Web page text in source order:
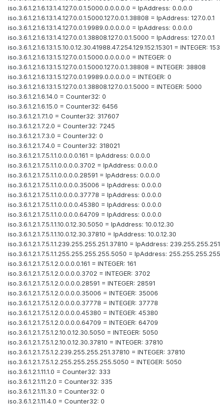
iso.3.6.1.2.1.6.13.1.4.127.0.0.1.5000.0.0.0.0.0 = IpAddress: 0.0.0.0
iso.3.6.1.2.1.6.13.1.4.127.0.0.1.5000.127.0.0.1.38808 = IpAddress: 127.0.0.1
iso.3.6.1.2.1.6.13.1.4.127.0.0.1.9989.0.0.0.0.0 = IpAddress: 0.0.0.0
iso.3.6.1.2.1.6.13.1.4.127.0.0.1.38808.127.0.0.1.5000 = IpAddress: 127.0.0.1
iso.3.6.1.2.1.6.13.1.5.10.0.12.30.41988.47.254.129.152.15301 = INTEGER:
iso.3.6.1.2.1.6.13.1.5.127.0.0.1.5000.0.0.0.0.0 = INTEGER: 0
iso.3.6.1.2.1.6.13.1.5.127.0.0.1.5000.127.0.0.1.38808 = INTEGER: 38808
iso.3.6.1.2.1.6.13.1.5.127.0.0.1.9989.0.0.0.0.0 = INTEGER: 0
iso.3.6.1.2.1.6.13.1.5.127.0.0.1.38808.127.0.0.1.5000 = INTEGER: 5000
iso.3.6.1.2.1.6.14.0 = Counter32: 0
iso.3.6.1.2.1.6.15.0 = Counter32: 6456
iso.3.6.1.2.1.7.1.0 = Counter32: 317607
iso.3.6.1.2.1.7.2.0 = Counter32: 7245
iso.3.6.1.2.1.7.3.0 = Counter32: 0
iso.3.6.1.2.1.7.4.0 = Counter32: 318021
iso.3.6.1.2.1.7.5.1.1.0.0.0.0.161 = IpAddress: 0.0.0.0
iso.3.6.1.2.1.7.5.1.1.0.0.0.0.3702 = IpAddress: 0.0.0.0
iso.3.6.1.2.1.7.5.1.1.0.0.0.0.28591 = IpAddress: 0.0.0.0
iso.3.6.1.2.1.7.5.1.1.0.0.0.0.35006 = IpAddress: 0.0.0.0
iso.3.6.1.2.1.7.5.1.1.0.0.0.0.37778 = IpAddress: 0.0.0.0
iso.3.6.1.2.1.7.5.1.1.0.0.0.0.45380 = IpAddress: 0.0.0.0
iso.3.6.1.2.1.7.5.1.1.0.0.0.0.64709 = IpAddress: 0.0.0.0
iso.3.6.1.2.1.7.5.1.1.10.0.12.30.5050 = IpAddress: 10.0.12.30
iso.3.6.1.2.1.7.5.1.1.10.0.12.30.37810 = IpAddress: 10.0.12.30
iso.3.6.1.2.1.7.5.1.1.239.255.255.251.37810 = IpAddress: 239.255.255.251
iso.3.6.1.2.1.7.5.1.1.255.255.255.255.5050 = IpAddress: 255.255.255.255
iso.3.6.1.2.1.7.5.1.2.0.0.0.0.161 = INTEGER: 161
iso.3.6.1.2.1.7.5.1.2.0.0.0.0.3702 = INTEGER: 3702
iso.3.6.1.2.1.7.5.1.2.0.0.0.0.28591 = INTEGER: 28591
iso.3.6.1.2.1.7.5.1.2.0.0.0.0.35006 = INTEGER: 35006
iso.3.6.1.2.1.7.5.1.2.0.0.0.0.37778 = INTEGER: 37778
iso.3.6.1.2.1.7.5.1.2.0.0.0.0.45380 = INTEGER: 45380
iso.3.6.1.2.1.7.5.1.2.0.0.0.0.64709 = INTEGER: 64709
iso.3.6.1.2.1.7.5.1.2.10.0.12.30.5050 = INTEGER: 5050
iso.3.6.1.2.1.7.5.1.2.10.0.12.30.37810 = INTEGER: 37810
iso.3.6.1.2.1.7.5.1.2.239.255.255.251.37810 = INTEGER: 37810
iso.3.6.1.2.1.7.5.1.2.255.255.255.255.5050 = INTEGER: 5050
iso.3.6.1.2.1.11.1.0 = Counter32: 333
iso.3.6.1.2.1.11.2.0 = Counter32: 335
iso.3.6.1.2.1.11.3.0 = Counter32: 0
iso.3.6.1.2.1.11.4.0 = Counter32: 0